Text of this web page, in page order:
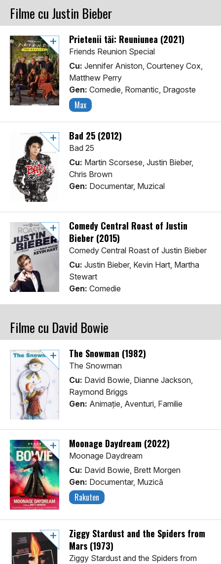
Filme cu Justin Bieber
Prietenii tăi: Reuniunea (2021)
Friends Reunion Special
Cu: Jennifer Aniston, Courteney Cox,
Matthew Perry
Gen: Comedie, Romantic, Dragoste
Max
Bad 25 (2012)
Bad 25
Cu: Martin Scorsese, Justin Bieber,
Chris Brown
Gen: Documentar, Muzical
Comedy Central Roast of Justin
Bieber (2015)
Comedy Central Roast of Justin Bieber
Cu: Justin Bieber, Kevin Hart, Martha
Stewart
Gen: Comedie
Filme cu David Bowie
The Snowman (1982)
The Snowman
Cu: David Bowie, Dianne Jackson,
Raymond Briggs
Gen: Animaţie, Aventuri, Familie
Moonage Daydream (2022)
Moonage Daydream
Cu: David Bowie, Brett Morgen
Gen: Documentar, Muzică
Rakuten
Ziggy Stardust and the Spiders from
Mars (1973)
Ziggy Stardust and the Spiders from